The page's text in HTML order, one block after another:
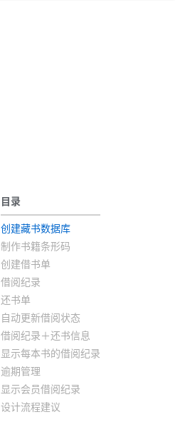
目录
创建藏书数据库
制作书籍条形码
创建借书单
借阅纪录
还书单
自动更新借阅状态
借阅纪录＋还书信息
显示每本书的借阅纪录
逾期管理
显示会员借阅纪录
设计流程建议